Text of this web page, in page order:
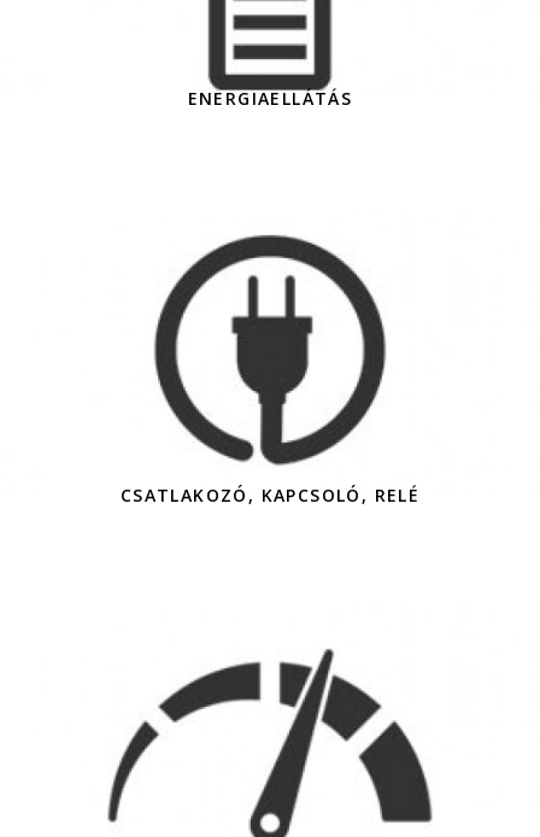
ENERGIAELLÁTÁS
CSATLAKOZÓ, KAPCSOLÓ, RELÉ